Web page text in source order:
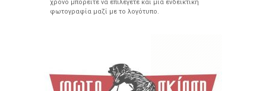
χρόνο μπορείτε να επιλέγετε και μία ενδεικτική
φωτογραφία μαζί με το λογότυπο.